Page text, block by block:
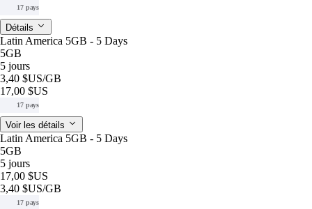
17 pays
Détails
Latin America 5GB - 5 Days
5GB
5 jours
3,40 $US/GB
17,00 $US
17 pays
Voir les détails
Latin America 5GB - 5 Days
5GB
5 jours
17,00 $US
3,40 $US/GB
17 pays